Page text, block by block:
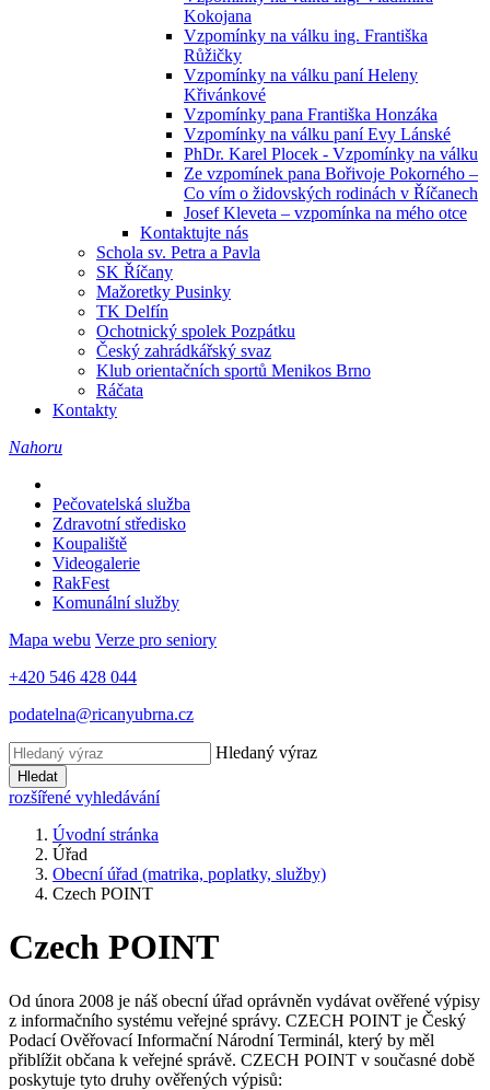
Kokojana
Vzpomínky na válku ing. Františka
Růžičky
Vzpomínky na válku paní Heleny
Křivánkové
Vzpomínky pana Františka Honzáka
Vzpomínky na válku paní Evy Lánské
PhDr. Karel Plocek - Vzpomínky na válku
Ze vzpomínek pana Bořivoje Pokorného –
Co vím o židovských rodinách v Říčanech
Josef Kleveta – vzpomínka na mého otce
Kontaktujte nás
Schola sv. Petra a Pavla
SK Říčany
Mažoretky Pusinky
TK Delfín
Ochotnický spolek Pozpátku
Český zahrádkářský svaz
Klub orientačních sportů Menikos Brno
Ráčata
Kontakty
Nahoru
Pečovatelská služba
Zdravotní středisko
Koupaliště
Videogalerie
RakFest
Komunální služby
Mapa webu Verze pro seniory
+420 546 428 044
podatelna@ricanyubrna.cz
Hledaný výraz
Hledat
rozšířené vyhledávání
Úvodní stránka
Úřad
Obecní úřad (matrika, poplatky, služby)
Czech POINT
Czech POINT
Od února 2008 je náš obecní úřad oprávněn vydávat ověřené výpisy
z informačního systému veřejné správy. CZECH POINT je Český
Podací Ověřovací Informační Národní Terminál, který by měl
přiblížit občana k veřejné správě. CZECH POINT v současné době
poskytuje tyto druhy ověřených výpisů: